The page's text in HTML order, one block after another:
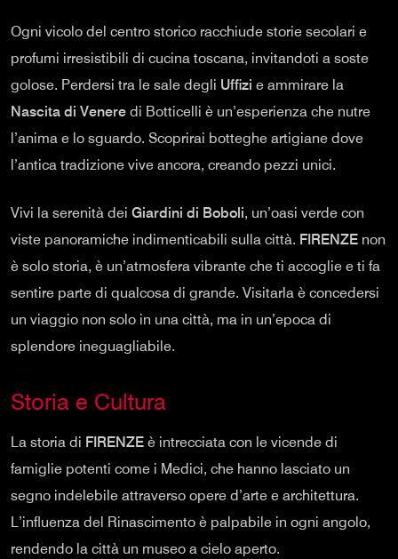
Ogni vicolo del centro storico racchiude storie secolari e
profumi irresistibili di cucina toscana, invitandoti a soste
golose. Perdersi tra le sale degli Uffizi e ammirare la
Nascita di Venere di Botticelli è un’esperienza che nutre
l’anima e lo sguardo. Scoprirai botteghe artigiane dove
l’antica tradizione vive ancora, creando pezzi unici.
Vivi la serenità dei Giardini di Boboli, un’oasi verde con
viste panoramiche indimenticabili sulla città. FIRENZE non
è solo storia, è un’atmosfera vibrante che ti accoglie e ti fa
sentire parte di qualcosa di grande. Visitarla è concedersi
un viaggio non solo in una città, ma in un’epoca di
splendore ineguagliabile.
Storia e Cultura
La storia di FIRENZE è intrecciata con le vicende di
famiglie potenti come i Medici, che hanno lasciato un
segno indelebile attraverso opere d’arte e architettura.
L’influenza del Rinascimento è palpabile in ogni angolo,
rendendo la città un museo a cielo aperto.